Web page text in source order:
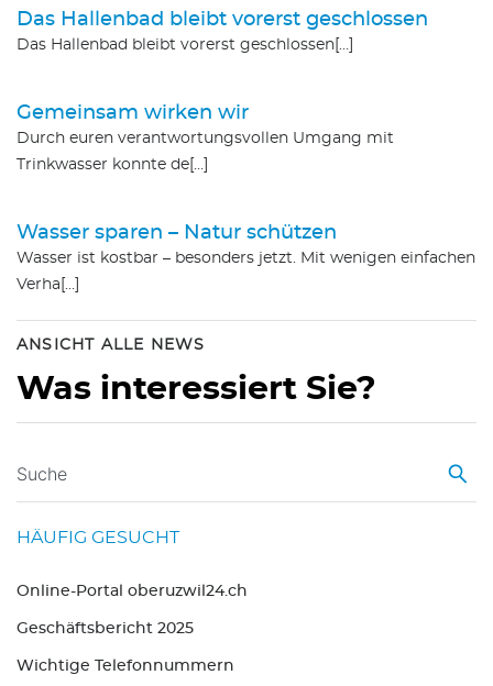
Das Hallenbad bleibt vorerst geschlossen
Das Hallenbad bleibt vorerst geschlossen[…]
Gemeinsam wirken wir
Durch euren verantwortungsvollen Umgang mit
Trinkwasser konnte de[…]
Wasser sparen – Natur schützen
Wasser ist kostbar – besonders jetzt. Mit wenigen einfachen
Verha[…]
ANSICHT ALLE NEWS
Was interessiert Sie?
HÄUFIG GESUCHT
Online-Portal oberuzwil24.ch
Geschäftsbericht 2025
Wichtige Telefonnummern